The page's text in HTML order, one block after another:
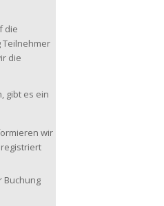
die
Teilnehmer
die
gibt es ein
wir
Buchung